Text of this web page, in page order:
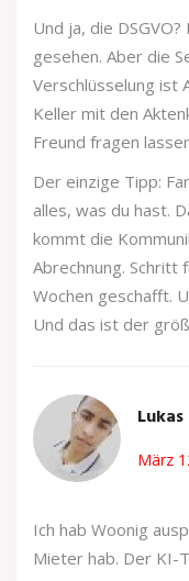
Und ja, die
gesehen. Aber die
Verschlüsselung ist
Keller mit den
Freund fragen
Der einzige Tipp:
alles, was du hast.
kommt die
Abrechnung. Schritt
Wochen geschafft.
Und das ist der
März
Ich hab Woonig
Mieter hab. Der KI-